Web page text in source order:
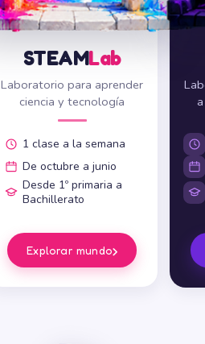
STEAMLab
Laboratorio para aprender
ciencia y tecnología
1 clase a la semana
De octubre a junio
Desde 1º primaria a
Bachillerato
Explorar mundo›